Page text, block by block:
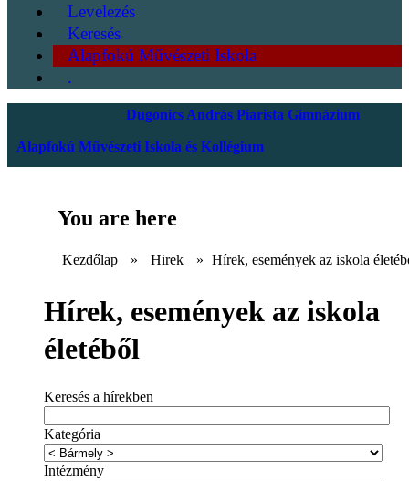
Levelezés
Keresés
Alapfokú Művészeti Iskola
.
Dugonics András Piarista Gimnázium
Alapfokú Művészeti Iskola és Kollégium
You are here
Kezdőlap » Hirek » Hírek, események az iskola
Hírek, események az iskola
életéből
Keresés a hírekben
Kategória
Intézmény